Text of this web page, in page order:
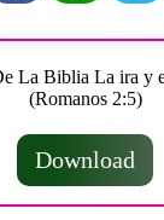
Download